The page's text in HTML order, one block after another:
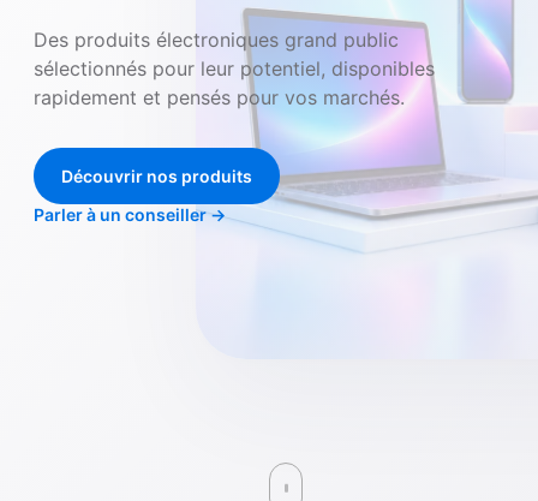
Des produits électroniques grand public
sélectionnés pour leur potentiel, disponibles
rapidement et pensés pour vos marchés.
Découvrir nos produits
Parler à un conseiller→